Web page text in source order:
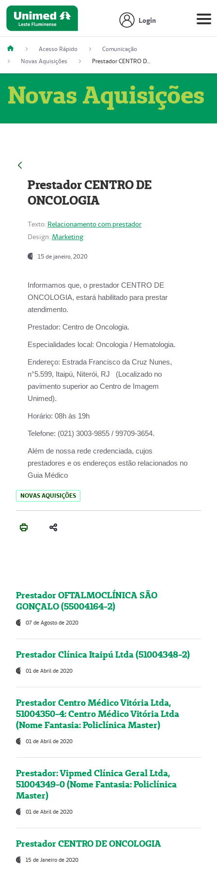
Login
Acesso Rápido
Comunicação
Novas Aquisições
Prestador CENTRO DE ONCOLOGIA
Novas Aquisições
Prestador CENTRO DE
ONCOLOGIA
Texto: Relacionamento com prestador
Design: Marketing
15 de janeiro, 2020
Informamos que, o prestador CENTRO DE
ONCOLOGIA, estará habilitado para prestar
atendimento.
Prestador: Centro de Oncologia.
Especialidades local: Oncologia / Hematologia.
Endereço: Estrada Francisco da Cruz Nunes,
n°5.599, Itaipú, Niterói, RJ (Localizado no
pavimento superior ao Centro de Imagem
Unimed).
Horário: 08h às 19h
Telefone: (021) 3003-9855 / 99709-3654.
Além de nossa rede credenciada, cujos
prestadores e os endereços estão relacionados no
Guia Médico
NOVAS AQUISIÇÕES
Prestador OFTALMOCLÍNICA SÃO
GONÇALO (55004164-2)
07 de Agosto de 2020
Prestador Clínica Itaipú Ltda (51004348-2)
01 de Abril de 2020
Prestador Centro Médico Vitória Ltda,
51004350-4: Centro Médico Vitória Ltda
(Nome Fantasia: Policlínica Master)
01 de Abril de 2020
Prestador: Vipmed Clínica Geral Ltda,
51004349-0 (Nome Fantasia: Policlínica
Master)
01 de Abril de 2020
Prestador CENTRO DE ONCOLOGIA
15 de Janeiro de 2020